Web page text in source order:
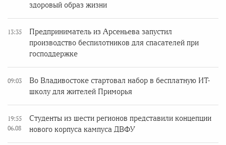
здоровый образ жизни
13:35
Предприниматель из Арсеньева запустил
производство беспилотников для спасателей при
господдержке
09:03
Во Владивостоке стартовал набор в бесплатную ИТ-
школу для жителей Приморья
19:55
06.08
Студенты из шести регионов представили концепции
нового корпуса кампуса ДВФУ